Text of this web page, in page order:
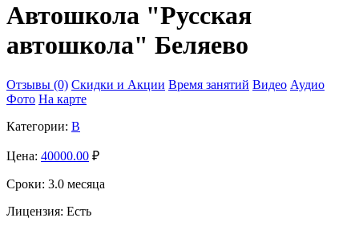
Автошкола "Русская
автошкола" Беляево
Отзывы (0) Скидки и Акции Время занятий Видео Аудио
Фото На карте
Категории: B
Цена: 40000.00 ₽
Сроки: 3.0 месяца
Лицензия: Есть